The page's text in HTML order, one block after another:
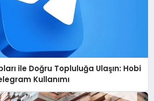
ile Doğru Topluluğa Ulaşın: Hobi
Kullanımı